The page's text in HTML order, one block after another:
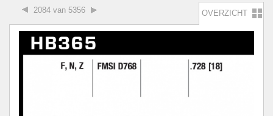
2084 van 5356 OVERZICHT